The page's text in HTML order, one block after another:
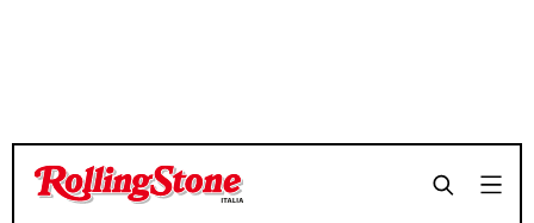
TEMPO DI LETTURA 4 MINUTI
TEMPO DI LETTURA 4 MINUTI